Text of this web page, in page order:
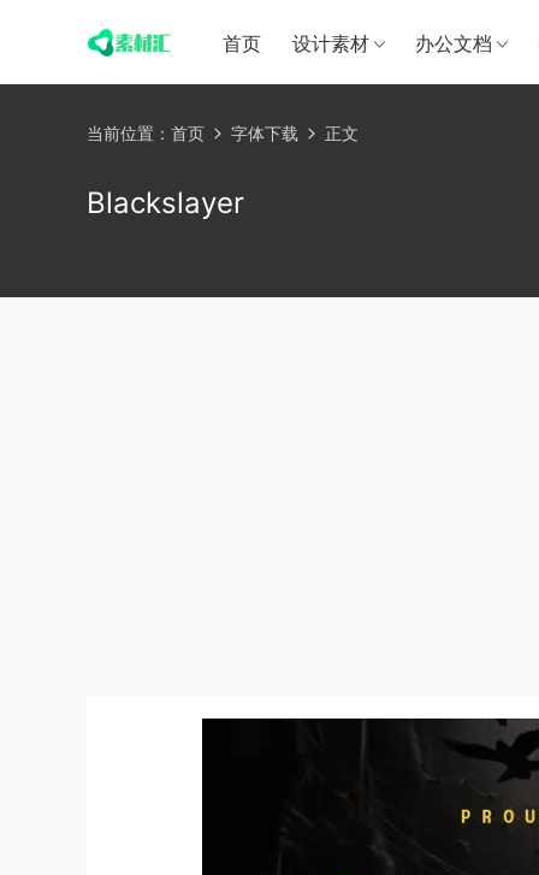
首页 设计素材 办公文档
当前位置： 首页 字体下载 正文
Blackslayer